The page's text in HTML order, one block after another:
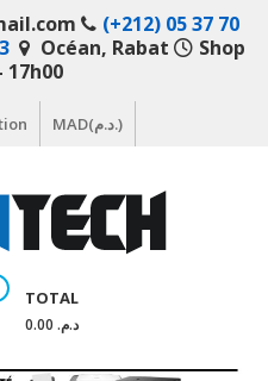
(+212) 05 37 70
Océan, Rabat
Shop
17h00
MAD(د.م.)
TOTAL
د.م. 0.00